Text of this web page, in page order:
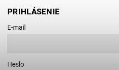
PRIHLÁSENIE
E-mail
Heslo